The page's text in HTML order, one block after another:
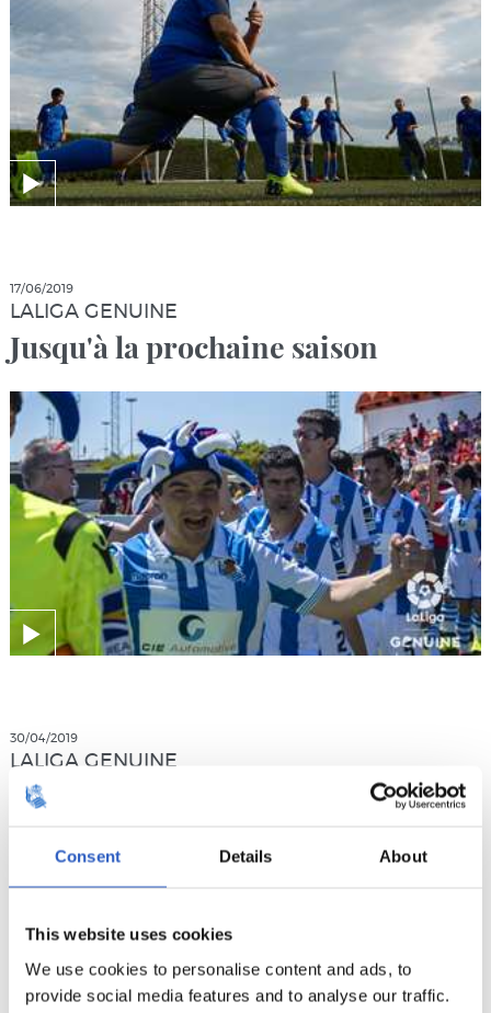
Consent Details About
This website uses cookies
We use cookies to personalise content and ads, to
provide social media features and to analyse our traffic.
17/06/2019
LALIGA GENUINE
Jusqu'à la prochaine saison
30/04/2019
LALIGA GENUINE
Un week-end fabuleux